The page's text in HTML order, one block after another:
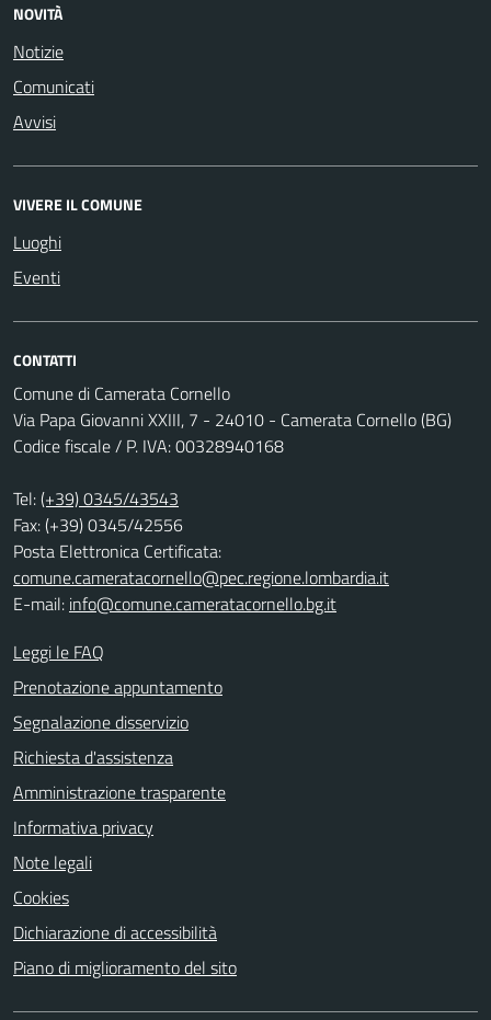
NOVITÀ
Notizie
Comunicati
Avvisi
VIVERE IL COMUNE
Luoghi
Eventi
CONTATTI
Comune di Camerata Cornello
Via Papa Giovanni XXIII, 7 - 24010 - Camerata Cornello (BG)
Codice fiscale / P. IVA: 00328940168
Tel:(+39) 0345/43543
Fax: (+39) 0345/42556
Posta Elettronica Certificata:
comune.cameratacornello@pec.regione.lombardia.it
E-mail: info@comune.cameratacornello.bg.it
Leggi le FAQ
Prenotazione appuntamento
Segnalazione disservizio
Richiesta d'assistenza
Amministrazione trasparente
Informativa privacy
Note legali
Cookies
Dichiarazione di accessibilità
Piano di miglioramento del sito